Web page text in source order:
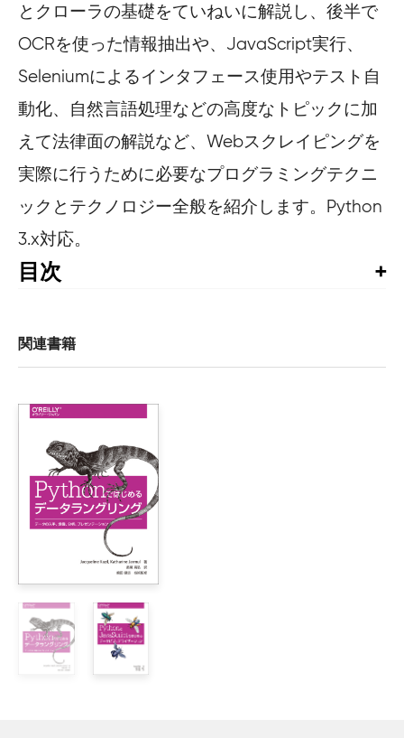
とクローラの基礎をていねいに解説し、後半で
OCRを使った情報抽出や、JavaScript実行、
Seleniumによるインタフェース使用やテスト自
動化、自然言語処理などの高度なトピックに加
えて法律面の解説など、Webスクレイピングを
実際に行うために必要なプログラミングテクニ
ックとテクノロジー全般を紹介します。Python
3.x対応。
目次
第Ⅰ部スクレイパーを作る
    1.1　つなげる
        1.2.1　BeautifulSoupのインストール
        1.2.2　BeautifulSoupを実行する
        1.2.3　確実につなげる
2章　高度なHTMLパーシング
    2.1　いつもハンマーが必要なわけではない
        2.2.1　BeautifulSoupのfind()とfindAll()
        2.2.2　他のBeautifulSoupのオブジェクト
        2.2.3　木のナビゲーション
関連書籍